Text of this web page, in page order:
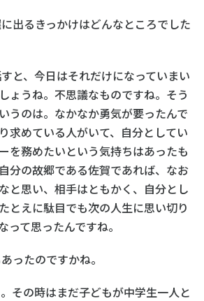
出るきっかけはどんなところでした
と、今日はそれだけになっていまい
ょうね。不思議なものですね。そう
うのは。なかなか勇気が要ったんで
求めている人がいて、自分としてい
を務めたいという気持ちはあったも
分の故郷である佐賀であれば、なお
と思い、相手はともかく、自分とし
とえに駄目でも次の人生に思い切り
て思ったんですね。
ったのですかね。
その時はまだ子どもが中学生一人と